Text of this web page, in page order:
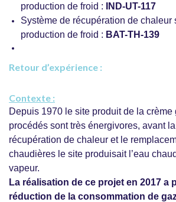
production de froid :
IND-UT-117
Système de récupération de chaleur
production de froid : BAT-TH-139
Retour d’expérience :
Contexte :
Depuis 1970 le site produit de la crème
procédés sont très énergivores, avant
récupération de chaleur et le
chaudières le site produisait l’eau
vapeur.
La réalisation de ce projet en 2017 a
réduction de la consommation de